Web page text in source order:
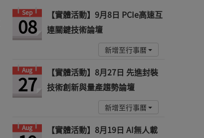
Sep
08
【實體活動】9月8日 PCIe高速互
連關鍵技術論壇
新增至行事曆
Aug
27
【實體活動】8月27日 先進封裝
技術創新與量產趨勢論壇
新增至行事曆
Aug
【實體活動】8月19日 AI無人載